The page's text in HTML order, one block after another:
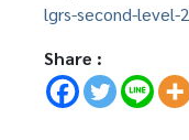
lgrs-second-level-
Share :